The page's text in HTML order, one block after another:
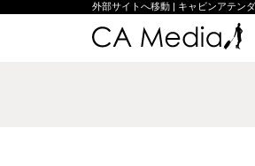
外部サイトへ移動 | キャビンアテン